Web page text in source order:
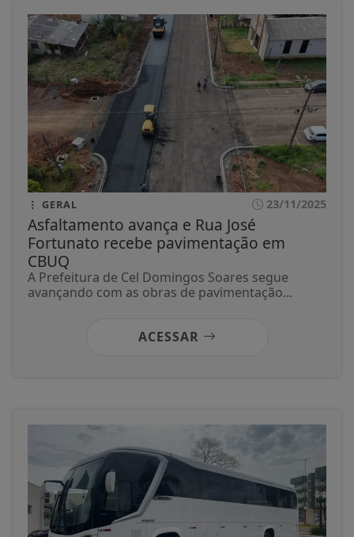
GERAL 23/11/2025
Asfaltamento avança e Rua José
Fortunato recebe pavimentação em
CBUQ
A Prefeitura de Cel Domingos Soares segue
avançando com as obras de pavimentação...
ACESSAR